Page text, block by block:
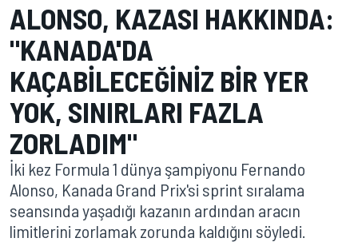
ALONSO, KAZASI HAKKINDA:
"KANADA'DA
KAÇABILECEĞINIZ BIR YER
YOK, SINIRLARI FAZLA
ZORLADIM"
İki kez Formula 1 dünya şampiyonu Fernando
Alonso, Kanada Grand Prix'si sprint sıralama
seansında yaşadığı kazanın ardından aracın
limitlerini zorlamak zorunda kaldığını söyledi.